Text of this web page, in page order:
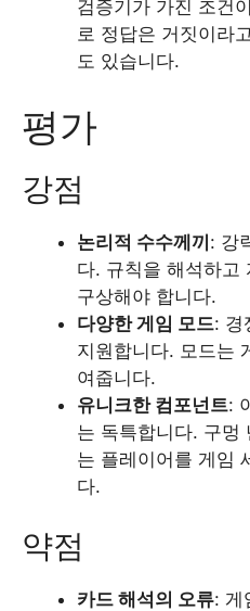
검증기가 가진 조건
로 정답은 거짓이라
도 있습니다.
평가
강점
논리적 수수께끼: 강
다. 규칙을 해석하고
구상해야 합니다.
다양한 게임 모드: 경
지원합니다. 모드는
여줍니다.
유니크한 컴포넌트:
는 독특합니다. 구멍
는 플레이어를 게임
다.
약점
카드 해석의 오류: 게